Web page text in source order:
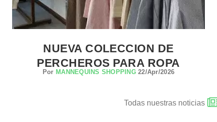
NUEVA COLECCION DE
PERCHEROS PARA ROPA
Por MANNEQUINS SHOPPING22/Apr/2026
Todas nuestras noticias